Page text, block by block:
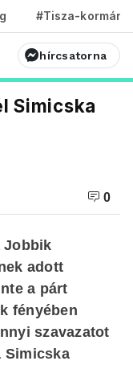
#Tisza-kormány
hírcsatorna
Simicska
0
Jobbik
adott
a párt
fényében
szavazatot
Simicska